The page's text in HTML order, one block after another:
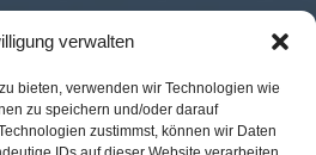
verwalten
bieten, verwenden wir Technologien wie
zu speichern und/oder darauf
zustimmst, können wir Daten
Advertising
Reality
Corona
Mobile
Expertenwissen